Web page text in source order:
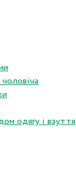
одягу і взуття